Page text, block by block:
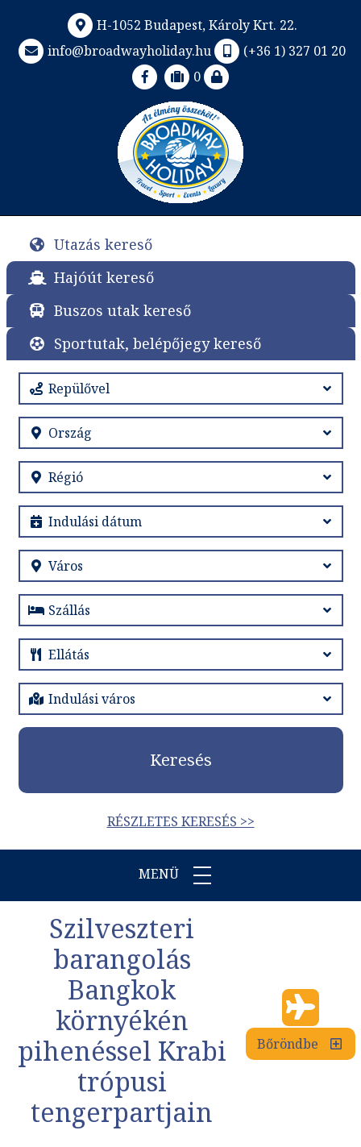
H-1052 Budapest, Károly Krt. 22.
info@broadwayholiday.hu
(+36 1) 327 01 20
0
Utazás kereső
Hajóút kereső
Buszos utak kereső
Sportutak, belépőjegy kereső
Keresés
RÉSZLETES KERESÉS >>
MENÜ
Szilveszteri
barangolás
Bangkok
környékén
pihenéssel Krabi
trópusi
tengerpartjain
Bőröndbe